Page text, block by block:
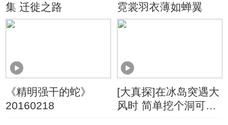
集 迁徙之路
霓裳羽衣薄如蝉翼
《精明强干的蛇》
20160218
[大真探]在冰岛突遇大
风时 简单挖个洞可躲